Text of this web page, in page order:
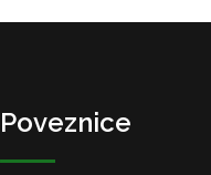
Poveznice